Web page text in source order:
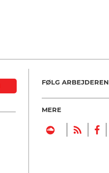
FØLG ARBEJDEREN
MERE
| | |